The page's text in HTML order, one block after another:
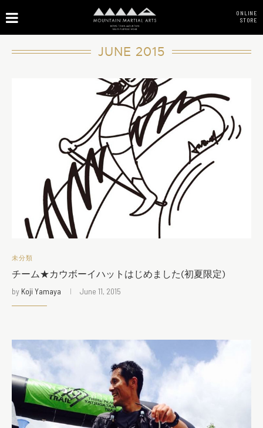
ONLINE
STORE
JUNE 2015
未分類
チーム★カウボーイハットはじめました(初夏限定)
by Koji Yamaya June 11, 2015